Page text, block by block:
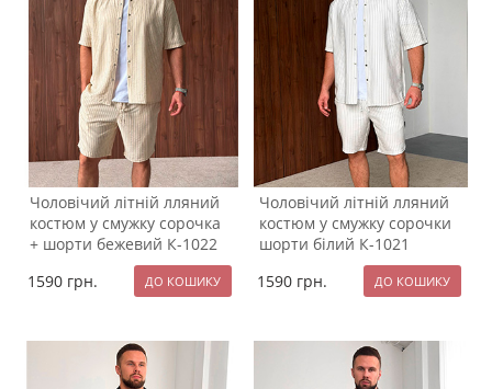
Чоловічий літній лляний
костюм у смужку сорочка
+ шорти бежевий К-1022
1590 грн.
Чоловічий літній лляний
костюм у смужку сорочки
шорти білий К-1021
1590 грн.